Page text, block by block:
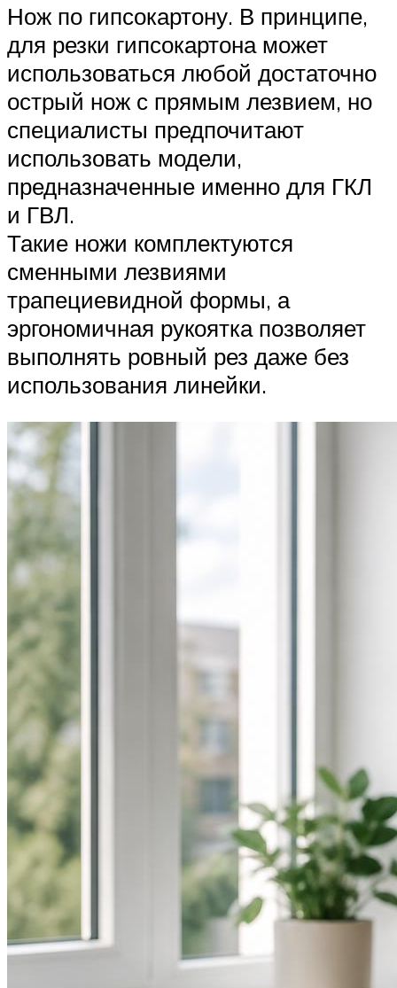
Нож по гипсокартону. В принципе,
для резки гипсокартона может
использоваться любой достаточно
острый нож с прямым лезвием, но
специалисты предпочитают
использовать модели,
предназначенные именно для ГКЛ
и ГВЛ.
Такие ножи комплектуются
сменными лезвиями
трапециевидной формы, а
эргономичная рукоятка позволяет
выполнять ровный рез даже без
использования линейки.